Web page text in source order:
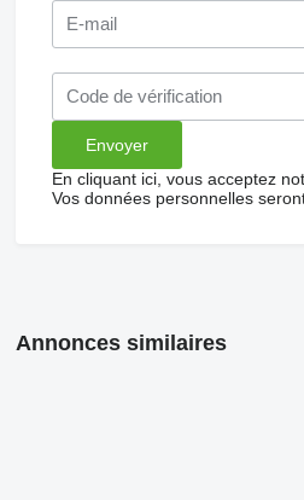
En cliquant ici, vous acceptez
Vos données personnelles
Annonces similaires